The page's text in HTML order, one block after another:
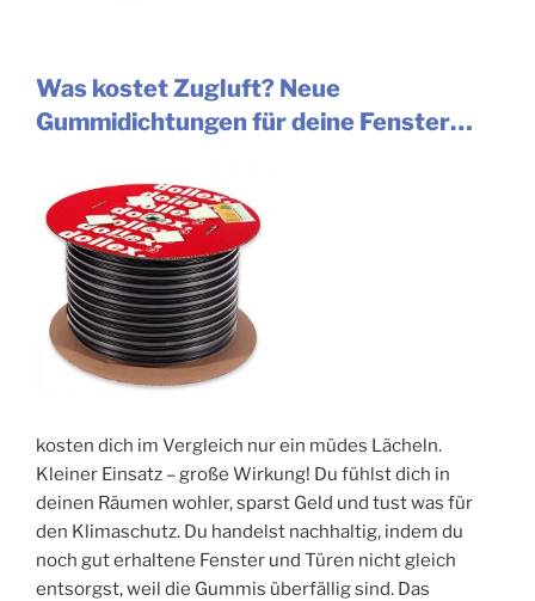
Was kostet Zugluft? Neue
Gummidichtungen für deine Fenster…
kosten dich im Vergleich nur ein müdes Lächeln.
Kleiner Einsatz – große Wirkung! Du fühlst dich in
deinen Räumen wohler, sparst Geld und tust was für
den Klimaschutz. Du handelst nachhaltig, indem du
noch gut erhaltene Fenster und Türen nicht gleich
entsorgst, weil die Gummis überfällig sind. Das